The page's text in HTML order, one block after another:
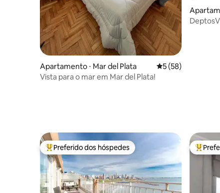
Apartamento ⋅ Mar del Plata 5 de uma
5 (58)
Vista para o mar em Mar del Plata!
Entre os melhores preferidos dos hóspedes
Preferido dos hóspedes Entre